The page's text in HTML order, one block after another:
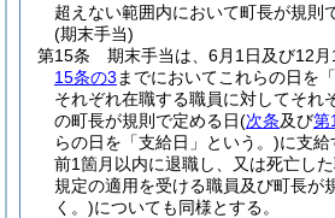
超えない範囲内において町長が規則
(期末手当)
第15条
期末手当は、6月1日及び12月
15条の3 までにおいてこれらの日を
それぞれ在職する職員に対してそれ
の町長が規則で定める日(次条及び第
らの日を「支給日」という。)に支給
前1箇月以内に退職し、又は死亡し
規定の適用を受ける職員及び町長が
く。)についても同様とする。